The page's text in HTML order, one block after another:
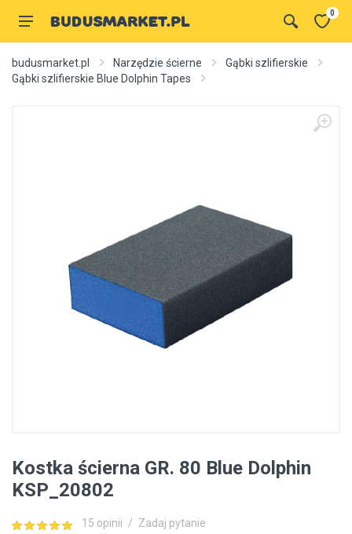
0
budusmarket.pl Narzędzie ścierne
Gąbki szlifierskie
Gąbki szlifierskie Blue Dolphin Tapes
Kostka ścierna GR. 80 Blue Dolphin
KSP_20802
15 opinii / Zadaj pytanie